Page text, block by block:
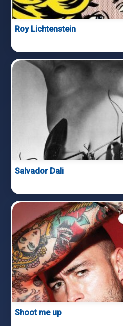
Roy Lichtenstein
Salvador Dali
Shoot me up